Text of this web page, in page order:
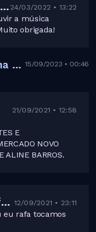
Vitória Morais de Souza 24/03/2022 • 13:22
a música
obrigada!
Nathan Augusto Lima dos Santos 15/09/2023 • 00:46
21/09/2021 • 12:58
E
NOVO
ALINE BARROS.
Paz pastor sou eu rafa toca agnus dei paz abraco tocamos muito esse louvor 12/09/2021 • 23:11
eu rafa tocamos